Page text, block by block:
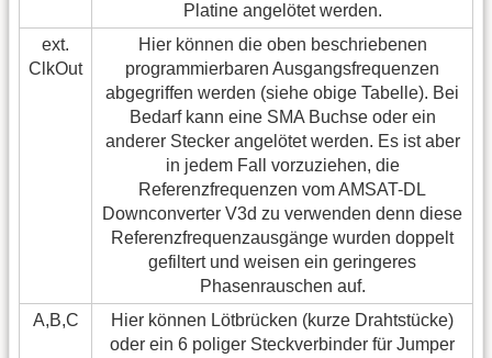
Platine angelötet werden.
ext.
ClkOut
Hier können die oben beschriebenen
programmierbaren Ausgangsfrequenzen
abgegriffen werden (siehe obige Tabelle). Bei
Bedarf kann eine SMA Buchse oder ein
anderer Stecker angelötet werden. Es ist aber
in jedem Fall vorzuziehen, die
Referenzfrequenzen vom AMSAT-DL
Downconverter V3d zu verwenden denn diese
Referenzfrequenzausgänge wurden doppelt
gefiltert und weisen ein geringeres
Phasenrauschen auf.
A,B,C
Hier können Lötbrücken (kurze Drahtstücke)
oder ein 6 poliger Steckverbinder für Jumper